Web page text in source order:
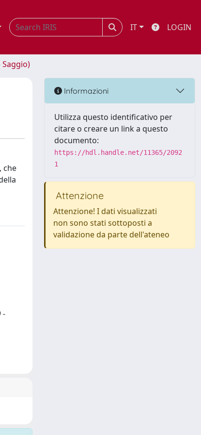
IT LOGIN
che
-
Informazioni
Utilizza questo identificativo per
citare o creare un link a questo
documento:
https://hdl.handle.net/11365/2092
1
Attenzione
Attenzione! I dati visualizzati
non sono stati sottoposti a
validazione da parte dell'ateneo